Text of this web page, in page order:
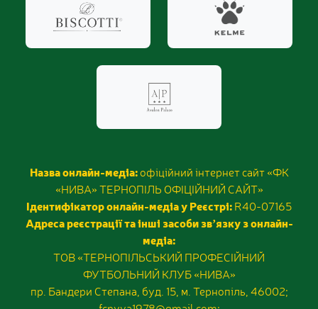
Назва онлайн-медіа:офіційний інтернет сайт «ФК
«НИВА» ТЕРНОПІЛЬ ОФІЦІЙНИЙ САЙТ»
Ідентифікатор онлайн-медіа у Реєстрі:R40-07165
Адреса реєстрації та інші засоби звʼязку з онлайн-
медіа:
ТОВ «ТЕРНОПІЛЬСЬКИЙ ПРОФЕСІЙНИЙ
ФУТБОЛЬНИЙ КЛУБ «НИВА»
пр. Бандери Степана, буд. 15, м. Тернопіль, 46002;